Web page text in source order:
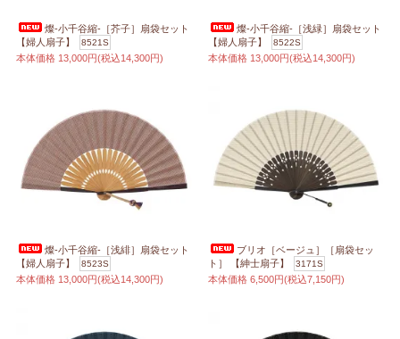
燦-小千谷縮-［芥子］扇袋セット
【婦人扇子】
8521S
本体価格 13,000円(税込14,300円)
燦-小千谷縮-［浅緑］扇袋セット
【婦人扇子】
8522S
本体価格 13,000円(税込14,300円)
燦-小千谷縮-［浅緋］扇袋セット
【婦人扇子】
8523S
本体価格 13,000円(税込14,300円)
ブリオ［ベージュ］［扇袋セッ
ト］ 【紳士扇子】
3171S
本体価格 6,500円(税込7,150円)